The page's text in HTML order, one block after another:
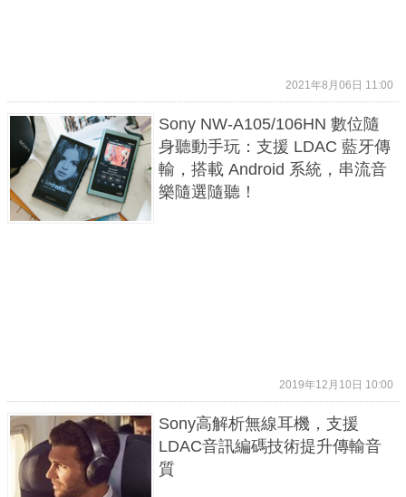
2021年8月06日 11:00
Sony NW-A105/106HN 數位隨
身聽動手玩：支援 LDAC 藍牙傳
輸，搭載 Android 系統，串流音
樂隨選隨聽！
2019年12月10日 10:00
Sony高解析無線耳機，支援
LDAC音訊編碼技術提升傳輸音
質